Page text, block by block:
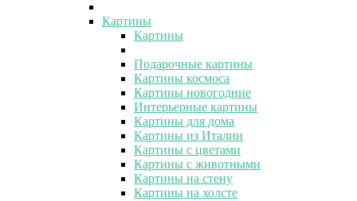
Картины
Картины
Подарочные картины
Картины космоса
Картины новогодние
Интерьерные картины
Картины для дома
Картины из Италии
Картины с цветами
Картины с животными
Картины на стену
Картины на холсте